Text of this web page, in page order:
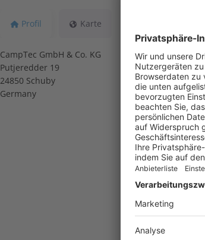
Profil Karte
CampTec GmbH & Co. KG
Putjeredder 19
24850 Schuby
Germany